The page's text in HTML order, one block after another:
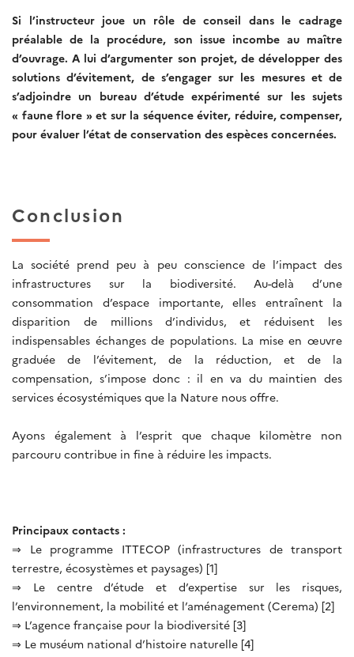
Si l’instructeur joue un rôle de conseil dans le cadrage
préalable de la procédure, son issue incombe au maître
d’ouvrage. A lui d’argumenter son projet, de développer des
solutions d’évitement, de s’engager sur les mesures et de
s’adjoindre un bureau d’étude expérimenté sur les sujets
« faune flore » et sur la séquence éviter, réduire, compenser,
pour évaluer l’état de conservation des espèces concernées.
Conclusion
La société prend peu à peu conscience de l’impact des
infrastructures sur la biodiversité. Au-delà d’une
consommation d’espace importante, elles entraînent la
disparition de millions d’individus, et réduisent les
indispensables échanges de populations. La mise en œuvre
graduée de l’évitement, de la réduction, et de la
compensation, s’impose donc : il en va du maintien des
services écosystémiques que la Nature nous offre.
Ayons également à l’esprit que chaque kilomètre non
parcouru contribue in fine à réduire les impacts.
Principaux contacts :
⇒ Le programme ITTECOP (infrastructures de transport
terrestre, écosystèmes et paysages) [1]
⇒ Le centre d’étude et d’expertise sur les risques,
l’environnement, la mobilité et l’aménagement (Cerema) [2]
⇒ L’agence française pour la biodiversité [3]
⇒ Le muséum national d’histoire naturelle [4]